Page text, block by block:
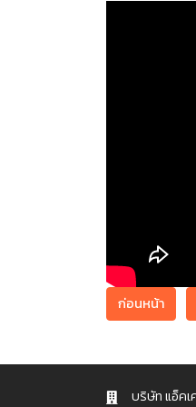
ก่อนหน้า
บริษัท แอ็คเ